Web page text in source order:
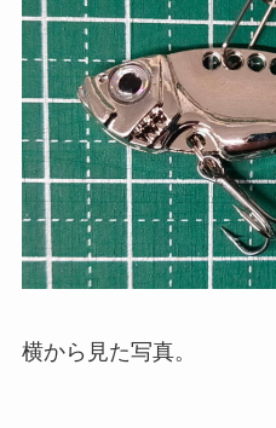
横から見た写真。